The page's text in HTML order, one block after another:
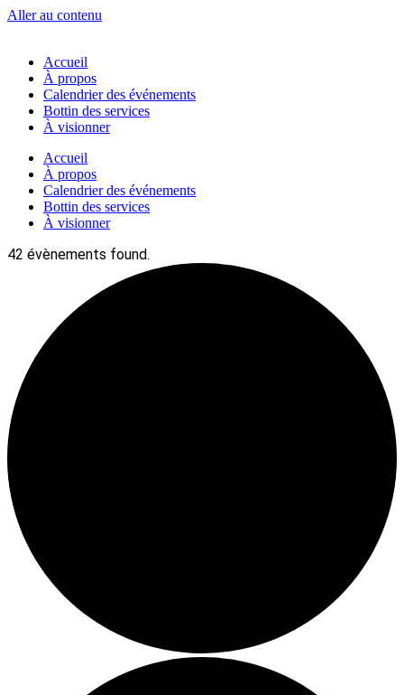
Aller au contenu
Accueil
À propos
Calendrier des événements
Bottin des services
À visionner
Accueil
À propos
Calendrier des événements
Bottin des services
À visionner
42 évènements found.